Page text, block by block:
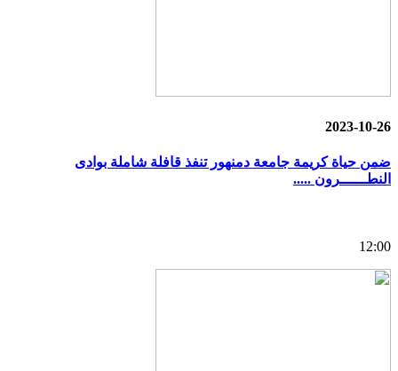
2023-10-26
ضمن حياة كريمة جامعة دمنهور تنفذ قافلة شاملة بوادى
النطــــــرون .....
12:00